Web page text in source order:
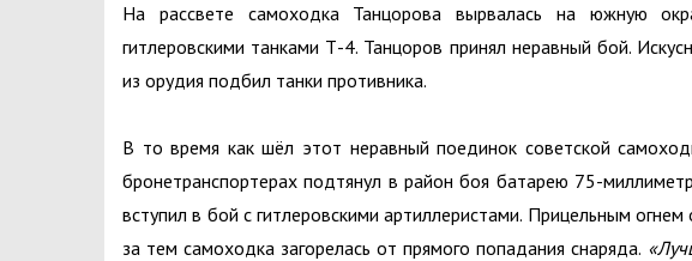
На рассвете самоходка Танцорова вырвалась на южную
гитлеровскими танками Т-4. Танцоров принял неравный бой.
из орудия подбил танки противника.
В то время как шёл этот неравный поединок советской
бронетранспортерах подтянул в район боя батарею 75-
вступил в бой с гитлеровскими артиллеристами. Прицельным
за тем самоходка загорелась от прямого попадания снаряда.